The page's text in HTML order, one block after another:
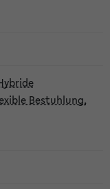
Bestuhlung,